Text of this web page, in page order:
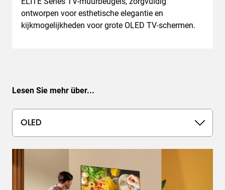
ontworpen voor esthetische elegantie en
kijkmogelijkheden voor grote OLED TV-schermen.
Lesen Sie mehr über...
OLED